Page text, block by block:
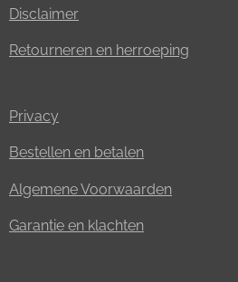
Disclaimer
Retourneren en herroeping
Privacy
Bestellen en betalen
Algemene Voorwaarden
Garantie en klachten